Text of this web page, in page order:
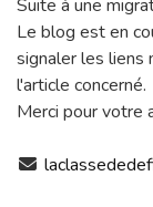
Suite à une
Le blog est en
signaler les liens
l'article concerné.
Merci pour votre